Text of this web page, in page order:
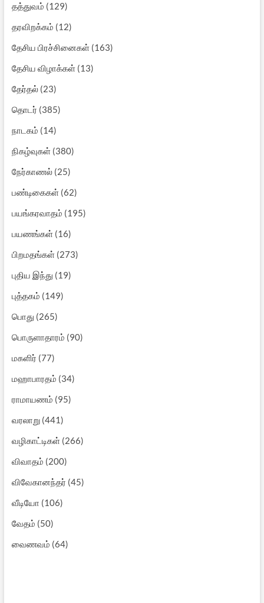
தத்துவம் (129)
தரவிறக்கம் (12)
தேசிய பிரச்சினைகள்(163)
தேசிய விழாக்கள்(13)
தேர்தல்(23)
தொடர் (385)
நாடகம் (14)
நிகழ்வுகள்(380)
நேர்காணல்(25)
பண்டிகைகள்(62)
பயங்கரவாதம் (195)
பயணங்கள்(16)
பிறமதங்கள்(273)
புதிய இந்து (19)
புத்தகம் (149)
பொது (265)
பொருளாதாரம் (90)
மகளிர் (77)
மஹாபாரதம் (34)
ராமாயணம் (95)
வரலாறு(441)
வழிகாட்டிகள்(266)
விவாதம் (200)
விவேகானந்தர் (45)
வீடியோ (106)
வேதம் (50)
வைணவம் (64)